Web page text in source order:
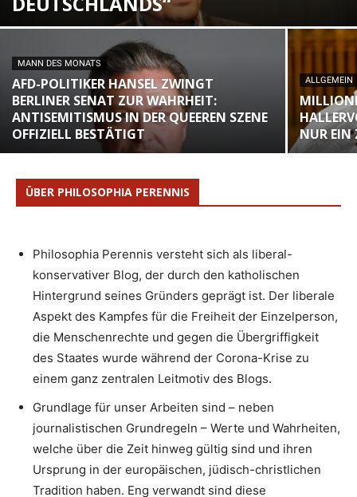
MANN DES MONATS
AFD-POLITIKER HANSEL ZWINGT
BERLINER SENAT ZUR WAHRHEIT:
ANTISEMITISMUS IN DER QUEEREN SZENE
OFFIZIELL BESTÄTIGT
ALLGEMEIN
NUR EIN
ÜBER PHILOSOPHIA PERENNIS
Philosophia Perennis versteht sich als liberal-
konservativer Blog, der durch den katholischen
Hintergrund seines Gründers geprägt ist. Der liberale
Aspekt des Kampfes für die Freiheit der Einzelperson,
die Menschenrechte und gegen die Übergriffigkeit
des Staates wurde während der Corona-Krise zu
einem ganz zentralen Leitmotiv des Blogs.
Grundlage für unser Arbeiten sind – neben
journalistischen Grundregeln – Werte und Wahrheiten,
welche über die Zeit hinweg gültig sind und ihren
Ursprung in der europäischen, jüdisch-christlichen
Tradition haben. Eng verwandt sind diese